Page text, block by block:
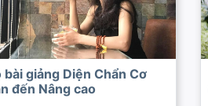
bài giảng Diện Chẩn Cơ
đến Nâng cao